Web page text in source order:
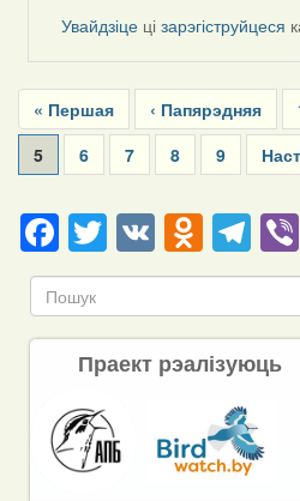
Увайдзіце цізарэгіструйцеся
Pagination
First
page
« Першая
Previous
page
‹ Папярэдняя
Current
page
5 Page
6 Page
7 Page
8 Page
9
Next
Facebook
Twitter
VK
Праект рэалізуюць